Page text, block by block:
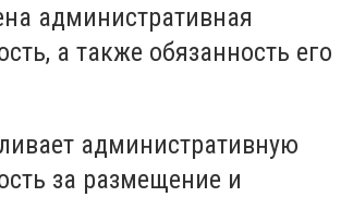
административная
а также обязанность его
административную
за размещение и